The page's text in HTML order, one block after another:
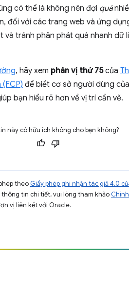
có thể là không nên đợi quá
đối với các trang web và ứng
tránh phân phát quá nhanh dữ
, hãy xem phân vị thứ 75của
để biết cơ sở người dùng
bạn hiểu rõ hơn về vị trí cần vẽ.
này có hữu ích không cho bạn không?
theo Giấy phép ghi nhận tác giả 4.0
thông tin chi tiết, vui lòng tham khảo
vị liên kết với Oracle.